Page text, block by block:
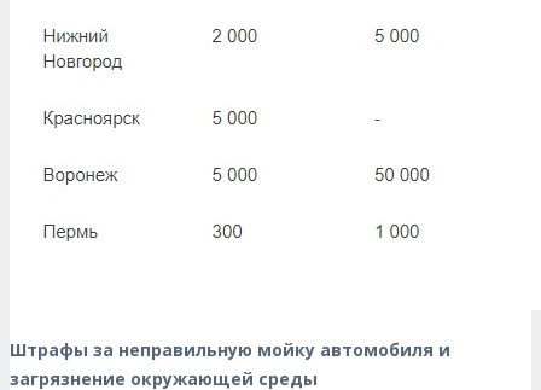
Штрафы за неправильную мойку автомобиля и
загрязнение окружающей среды